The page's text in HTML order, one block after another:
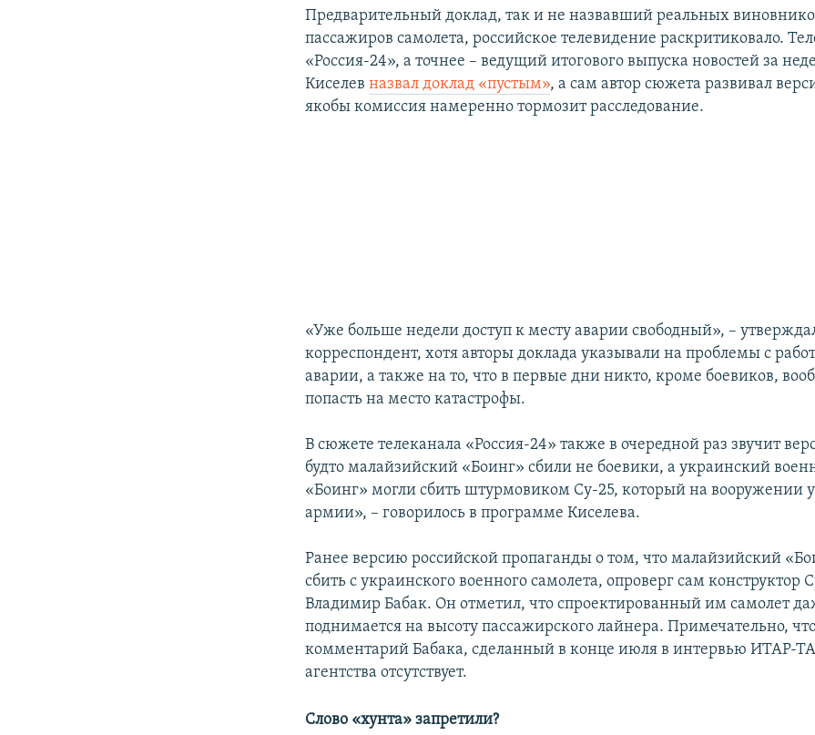
Предварительный доклад, так и не назвавший реальных
пассажиров самолета, российское телевидение раскритиковало.
«Россия-24», а точнее – ведущий итогового выпуска новостей за
Киселевназвал доклад «пустым», а сам автор сюжета развивал
якобы комиссия намеренно тормозит расследование.
«Уже больше недели доступ к месту аварии свободный», –
корреспондент, хотя авторы доклада указывали на проблемы с
аварии, а также на то, что в первые дни никто, кроме боевиков,
попасть на место катастрофы.
В сюжете телеканала «Россия-24» также в очередной раз звучит
будто малайзийский «Боинг» сбили не боевики, а украинский
«Боинг» могли сбить штурмовиком Су-25, который на вооружении
армии», – говорилось в программе Киселева.
Ранее версию российской пропаганды о том, что малайзийский
сбить с украинского военного самолета, опроверг сам конструктор
Владимир Бабак. Он отметил, что спроектированный им самолет
поднимается на высоту пассажирского лайнера. Примечательно,
комментарий Бабака, сделанный в конце июля в интервью ИТАР-
агентства отсутствует.
Слово «хунта» запретили?